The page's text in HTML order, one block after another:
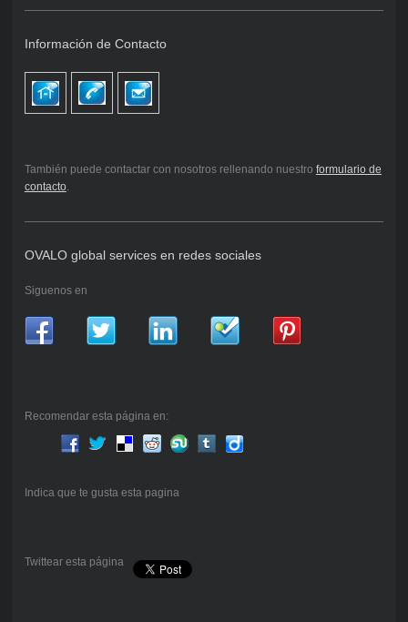
Información de Contacto
También puede contactar con nosotros rellenando nuestro formulario de
contacto.
OVALO global services en redes sociales
Siguenos en
Recomendar esta página en:
Indica que te gusta esta pagina
Twittear esta página